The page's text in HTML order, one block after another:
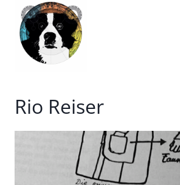
Inhalt
springen
Rio Reiser